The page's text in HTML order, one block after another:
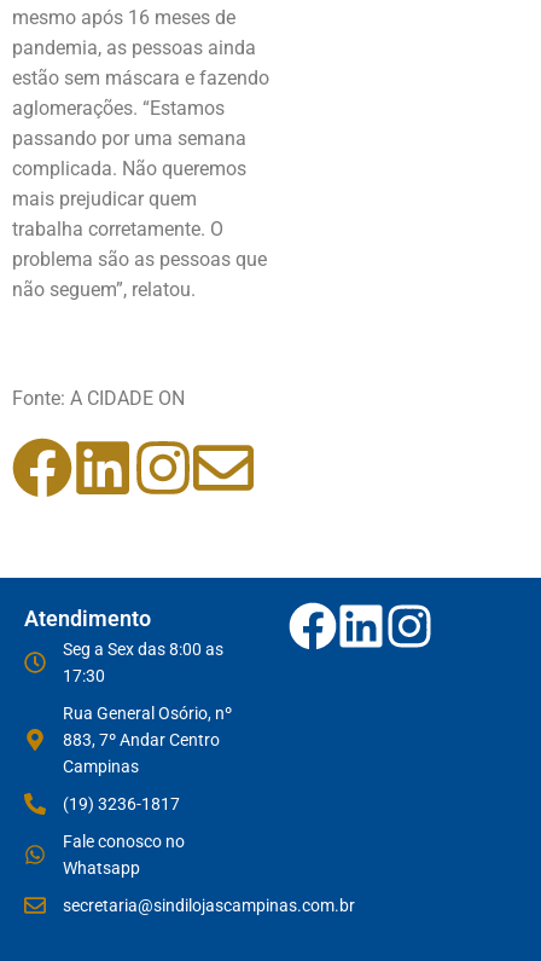
mesmo após 16 meses de
pandemia, as pessoas ainda
estão sem máscara e fazendo
aglomerações. “Estamos
passando por uma semana
complicada. Não queremos
mais prejudicar quem
trabalha corretamente. O
problema são as pessoas que
não seguem”, relatou.
Fonte: A CIDADE ON
Atendimento
Seg a Sex das 8:00 as
17:30
Rua General Osório, nº
883, 7º Andar Centro
Campinas
(19) 3236-1817
Fale conosco no
Whatsapp
secretaria@sindilojascampinas.com.br